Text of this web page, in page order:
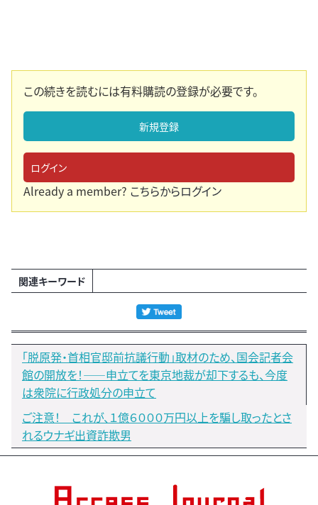
この続きを読むには有料購読の登録が必要です。
新規登録
ログイン
Already a member? こちらからログイン
関連キーワード
「脱原発・首相官邸前抗議行動」取材のため、国会記者会
館の開放を！――申立てを東京地裁が却下するも、今度
は衆院に行政処分の申立て
ご注意！ これが、１億６０００万円以上を騙し取ったとさ
れるウナギ出資詐欺男